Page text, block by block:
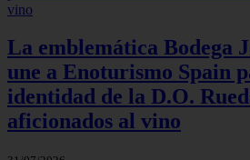
La emblemática Bodega
une a Enoturismo Spain
identidad de la D.O.
aficionados al vino